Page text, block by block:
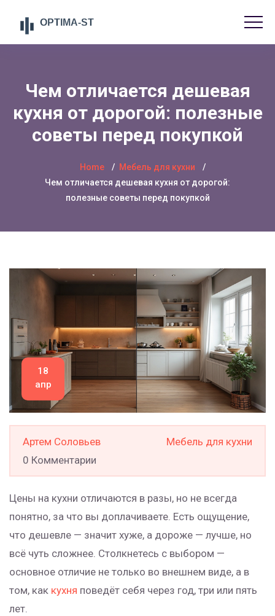
Чем отличается дешевая
кухня от дорогой: полезные
советы перед покупкой
Home
Мебель для кухни
Чем отличается дешевая кухня от дорогой:
полезные советы перед покупкой
18
апр
Артем Соловьев
Мебель для кухни
0 Комментарии
Цены на кухни отличаются в разы, но не всегда
понятно, за что вы доплачиваете. Есть ощущение,
что дешевле — значит хуже, а дороже — лучше, но
всё чуть сложнее. Столкнетесь с выбором —
основное отличие не только во внешнем виде, а в
том, как кухня поведёт себя через год, три или пять
лет.